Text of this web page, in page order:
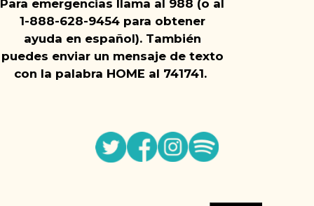
Para emergencias llama al 988 (o al
1-888-628-9454 para obtener
ayuda en español). También
puedes enviar un mensaje de texto
con la palabra HOME al 741741.
TwitterFacebookInstagram
Spotify